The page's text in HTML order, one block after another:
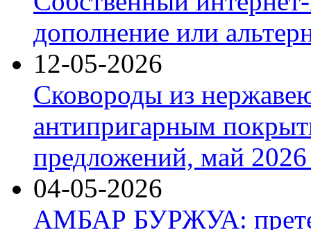
дополнение или
12-05-2026
Сковороды из
антипригарным
предложений, май 2026
04-05-2026
АМБАР БУРЖУА: